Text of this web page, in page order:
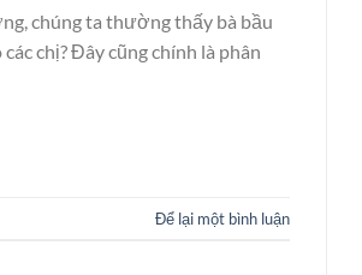
chúng ta thường thấy bà bầu
chị? Đây cũng chính là phân
Để lại một bình luận